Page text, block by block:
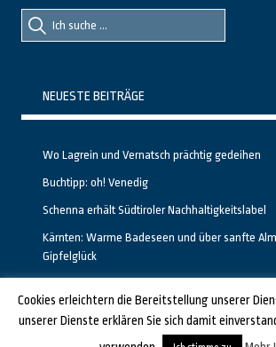
Suche
nach::
Suche
nach:
NEUESTE BEITRÄGE
Wo Lagrein und Vernatsch prächtig gedeihen
Buchtipp: oh! Venedig
Schenna erhält Südtiroler Nachhaltigkeitslabel
Kärnten: Warme Badeseen und über sanfte
Gipfelglück
GESTALTET UND PROGRAMMIERT VON ALBERTO & FRANZ
Cookies erleichtern die Bereitstellung unserer
unserer Dienste erklären Sie sich damit